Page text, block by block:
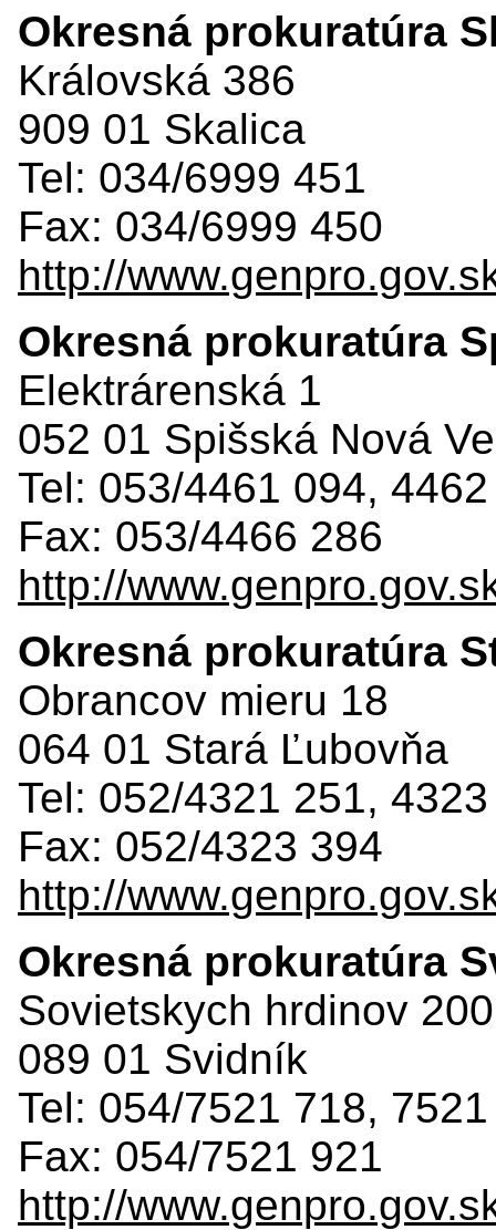
Okresná prokuratúra
Královská 386
909 01 Skalica
Tel: 034/6999 451
Fax: 034/6999 450
http://
Okresná prokuratúra
Elektrárenská 1
052 01 Spišská Nová
Tel: 053/4461 094,
Fax: 053/4466 286
http://
Okresná prokuratúra
Obrancov mieru 18
064 01 Stará Ľubovňa
Tel: 052/4321 251,
Fax: 052/4323 394
http://
Okresná prokuratúra
Sovietskych hrdinov 200
089 01 Svidník
Tel: 054/7521 718,
Fax: 054/7521 921
http://